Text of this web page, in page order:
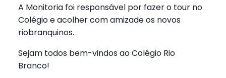
A Monitoria foi responsável por fazer o tour no
Colégio e acolher com amizade os novos
riobranquinos.
Sejam todos bem-vindos ao Colégio Rio
Branco!